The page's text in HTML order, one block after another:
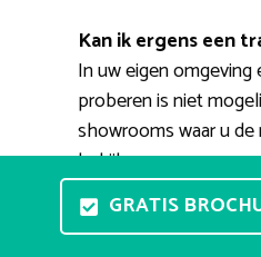
Kan ik ergens een
In uw eigen
proberen is niet
showrooms waar u
bekijken en waar
kan uittesten. Een
helpt u graag bij het
GRATIS